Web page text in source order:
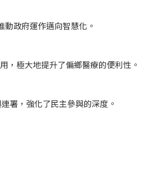
動政府運作邁向智慧化。
，極大地提升了偏鄉醫療的便利性。
署，強化了民主參與的深度。